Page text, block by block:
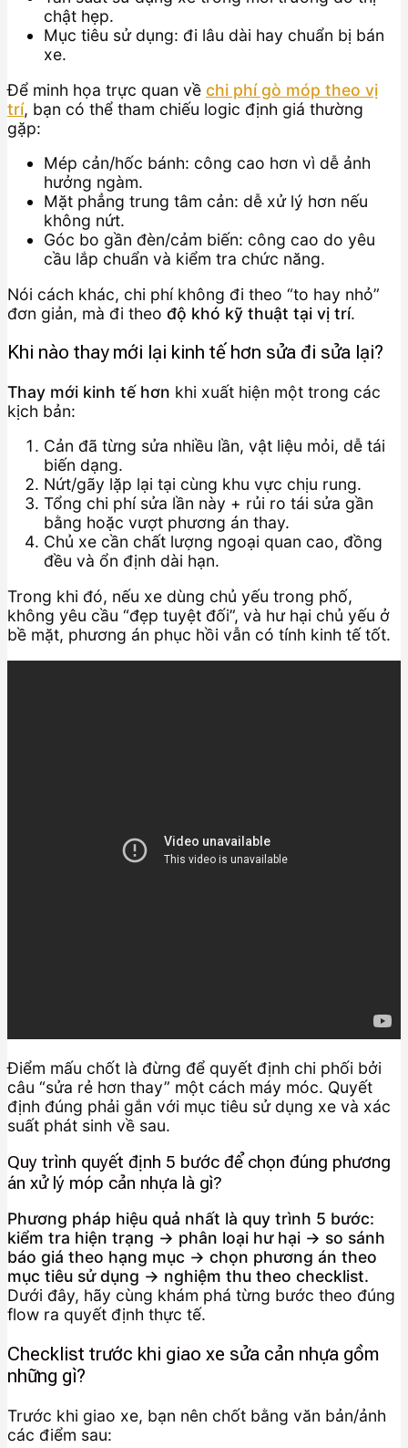
chật hẹp.
Mục tiêu sử dụng: đi lâu dài hay chuẩn bị bán
xe.
Để minh họa trực quan về chi phí gò móp theo vị
trí, bạn có thể tham chiếu logic định giá thường
gặp:
Mép cản/hốc bánh: công cao hơn vì dễ ảnh
hưởng ngàm.
Mặt phẳng trung tâm cản: dễ xử lý hơn nếu
không nứt.
Góc bo gần đèn/cảm biến: công cao do yêu
cầu lắp chuẩn và kiểm tra chức năng.
Nói cách khác, chi phí không đi theo “to hay nhỏ”
đơn giản, mà đi theo độ khó kỹ thuật tại vị trí.
Khi nào thay mới lại kinh tế hơn sửa đi sửa lại?
Thay mới kinh tế hơn khi xuất hiện một trong các
kịch bản:
Cản đã từng sửa nhiều lần, vật liệu mỏi, dễ tái
biến dạng.
Nứt/gãy lặp lại tại cùng khu vực chịu rung.
Tổng chi phí sửa lần này + rủi ro tái sửa gần
bằng hoặc vượt phương án thay.
Chủ xe cần chất lượng ngoại quan cao, đồng
đều và ổn định dài hạn.
Trong khi đó, nếu xe dùng chủ yếu trong phố,
không yêu cầu “đẹp tuyệt đối”, và hư hại chủ yếu ở
bề mặt, phương án phục hồi vẫn có tính kinh tế tốt.
Điểm mấu chốt là đừng để quyết định chi phối bởi
câu “sửa rẻ hơn thay” một cách máy móc. Quyết
định đúng phải gắn với mục tiêu sử dụng xe và xác
suất phát sinh về sau.
Quy trình quyết định 5 bước để chọn đúng phương
án xử lý móp cản nhựa là gì?
Phương pháp hiệu quả nhất là quy trình 5 bước:
kiểm tra hiện trạng → phân loại hư hại → so sánh
báo giá theo hạng mục → chọn phương án theo
mục tiêu sử dụng → nghiệm thu theo checklist.
Dưới đây, hãy cùng khám phá từng bước theo đúng
flow ra quyết định thực tế.
Checklist trước khi giao xe sửa cản nhựa gồm
những gì?
Trước khi giao xe, bạn nên chốt bằng văn bản/ảnh
các điểm sau: